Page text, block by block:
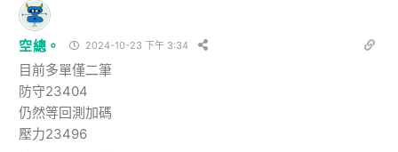
空總。 2024-10-23 下午 3:34
目前多單僅二筆
防守23404
仍然等回測加碼
壓力23496